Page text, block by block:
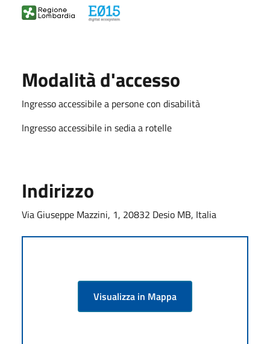
Modalità d'accesso
Ingresso accessibile a persone con disabilità
Ingresso accessibile in sedia a rotelle
Indirizzo
Via Giuseppe Mazzini, 1, 20832 Desio MB, Italia
Visualizza in Mappa